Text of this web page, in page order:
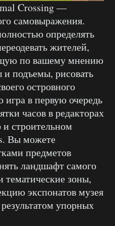
Crossing —
самовыражения.
определять
жителей,
по вашему мнению
подъемы, рисовать
островного
игра в первую очередь
часов в редакторах
строительном
Вы можете
предметов
ландшафт самого
тематические зоны,
экспонатов музея
упорных